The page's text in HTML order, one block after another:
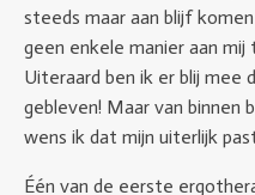
steeds maar aan blijf
geen enkele manier aan
Uiteraard ben ik er blij mee
gebleven! Maar van binnen
wens ik dat mijn uiterlijk
Één van de eerste